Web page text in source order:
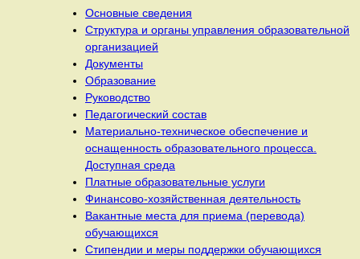
Основные сведения
Структура и органы управления образовательной
организацией
Документы
Образование
Руководство
Педагогический состав
Материально-техническое обеспечение и
оснащенность образовательного процесса.
Доступная среда
Платные образовательные услуги
Финансово-хозяйственная деятельность
Вакантные места для приема (перевода)
обучающихся
Стипендии и меры поддержки обучающихся